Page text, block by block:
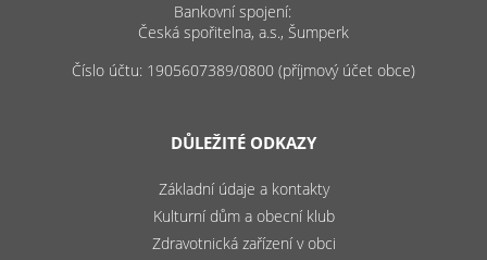
Bankovní spojení:
Česká spořitelna, a.s., Šumperk
Číslo účtu: 1905607389/0800 (příjmový účet obce)
DŮLEŽITÉ ODKAZY
Základní údaje a kontakty
Kulturní dům a obecní klub
Zdravotnická zařízení v obci